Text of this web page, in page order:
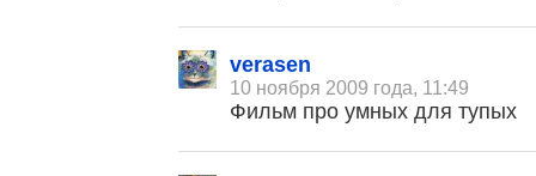
verasen
10 ноября 2009 года, 11:49
Фильм про умных для тупых